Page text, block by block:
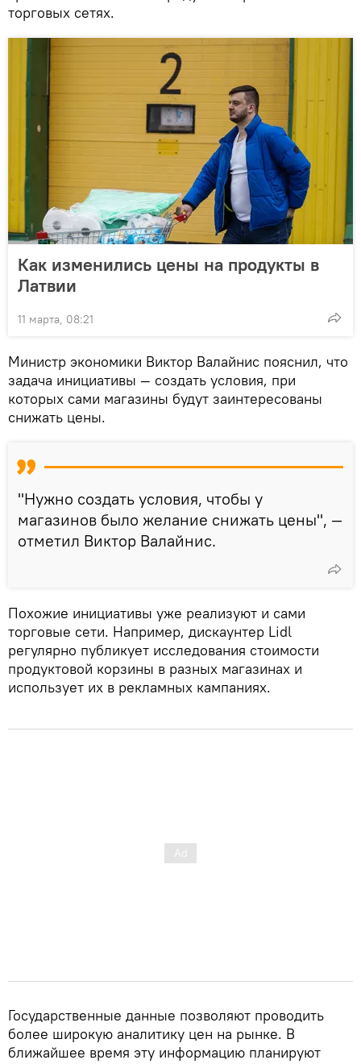
торговых сетях.
Как изменились цены на продукты в
Латвии
11 марта, 08:21
Министр экономики Виктор Валайнис пояснил, что
задача инициативы — создать условия, при
которых сами магазины будут заинтересованы
снижать цены.
"Нужно создать условия, чтобы у
магазинов было желание снижать цены", —
отметил Виктор Валайнис.
Похожие инициативы уже реализуют и сами
торговые сети. Например, дискаунтер Lidl
регулярно публикует исследования стоимости
продуктовой корзины в разных магазинах и
использует их в рекламных кампаниях.
Государственные данные позволяют проводить
более широкую аналитику цен на рынке. В
ближайшее время эту информацию планируют